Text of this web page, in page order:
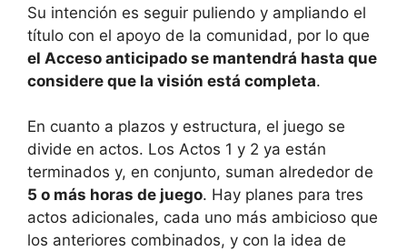
Su intención es seguir puliendo y ampliando el
título con el apoyo de la comunidad, por lo que
el Acceso anticipado se mantendrá hasta que
considere que la visión está completa.
En cuanto a plazos y estructura, el juego se
divide en actos. Los Actos 1 y 2 ya están
terminados y, en conjunto, suman alrededor de
5 o más horas de juego. Hay planes para tres
actos adicionales, cada uno más ambicioso que
los anteriores combinados, y con la idea de